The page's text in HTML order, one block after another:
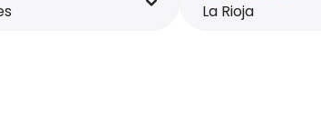
La Rioja